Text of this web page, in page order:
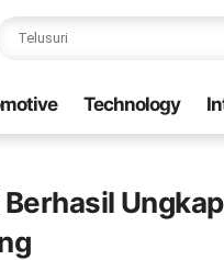
Technology